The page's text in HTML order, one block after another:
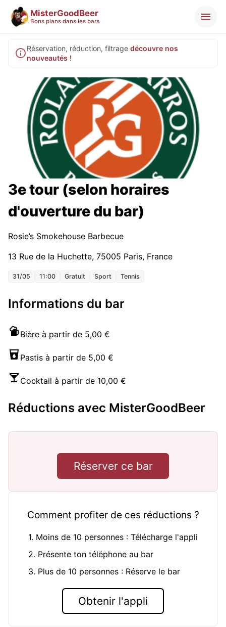
MisterGoodBeer
Bons plans dans les bars
Réservation, réduction, filtrage découvre nos
nouveautés !
3e tour (selon horaires
d'ouverture du bar)
Rosie’s Smokehouse Barbecue
13 Rue de la Huchette, 75005 Paris, France
31/05 11:00 Gratuit Sport Tennis
Informations du bar
Bière à partir de 5,00 €
Pastis à partir de 5,00 €
Cocktail à partir de 10,00 €
Réductions avec MisterGoodBeer
Réserver ce bar
Comment profiter de ces réductions ?
1. Moins de 10 personnes : Télécharge l'appli
2. Présente ton téléphone au bar
3. Plus de 10 personnes : Réserve le bar
Obtenir l'appli